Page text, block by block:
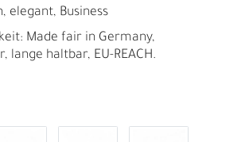
elegant, Business
Made fair in Germany,
lange haltbar, EU-REACH.